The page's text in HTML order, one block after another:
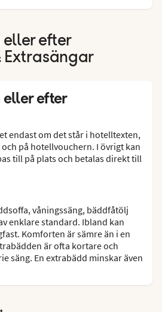
eller efter
Extrasängar
eller efter
endast om det står i hotelltexten,
på hotellvouchern. I övrigt kan
till på plats och betalas direkt till
våningssäng, bäddfåtölj
enklare standard. Ibland kan
Komforten är sämre än i en
är ofta kortare och
säng. En extrabädd minskar även